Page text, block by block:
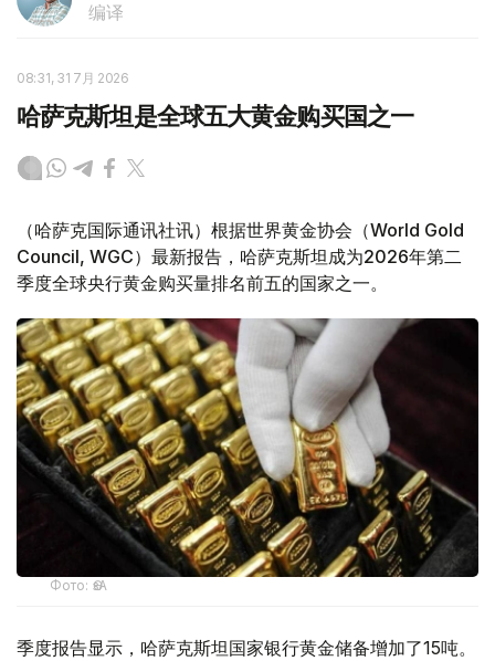
编译
08:31, 31 7月 2026
哈萨克斯坦是全球五大黄金购买国之一
（哈萨克国际通讯社讯）根据世界黄金协会（World Gold
Council, WGC）最新报告，哈萨克斯坦成为2026年第二
季度全球央行黄金购买量排名前五的国家之一。
Фото: ӨзА
季度报告显示，哈萨克斯坦国家银行黄金储备增加了15吨。